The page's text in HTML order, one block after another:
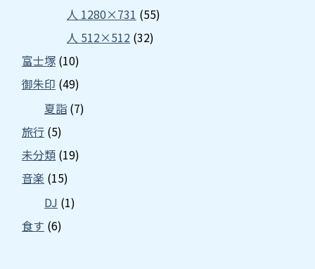
人 1280×731 (55)
人 512×512 (32)
富士塚 (10)
御朱印 (49)
夏詣 (7)
旅行 (5)
未分類 (19)
音楽 (15)
DJ (1)
食す (6)